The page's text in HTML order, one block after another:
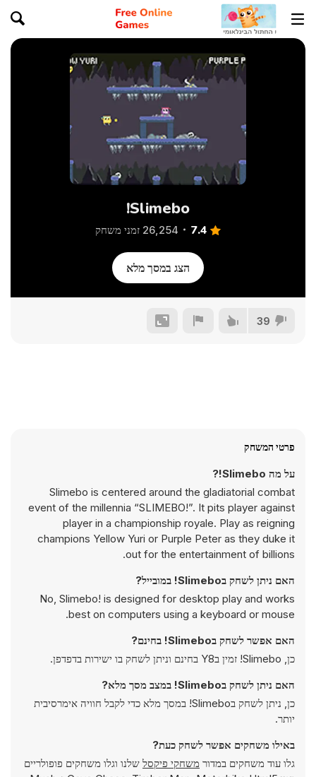
Slimebo!
7.4 26,254 זמני משחק
הצג במסך מלא
39
פרטי המשחק
על מה Slimebo!?
Slimebo is centered around the gladiatorial combat
event of the millennia “SLIMEBO!”. It pits player against
player in a championship royale. Play as reigning
champions Yellow Yuri or Purple Peter as they duke it
out for the entertainment of billions.
האם ניתן לשחק בSlimebo! במובייל?
No, Slimebo! is designed for desktop play and works
best on computers using a keyboard or mouse.
האם אפשר לשחק בSlimebo! בחינם?
כן, Slimebo! זמין בY8 בחינם וניתן לשחק בו ישירות בדפדפן.
האם ניתן לשחק בSlimebo! במצב מסך מלא?
כן, ניתן לשחק בSlimebo! במסך מלא כדי לקבל חוויה אימרסיבית
יותר.
באילו משחקים אפשר לשחק כעת?
גלו עוד משחקים במדור משחקי פיקסל שלנו וגלו משחקים פופולריים